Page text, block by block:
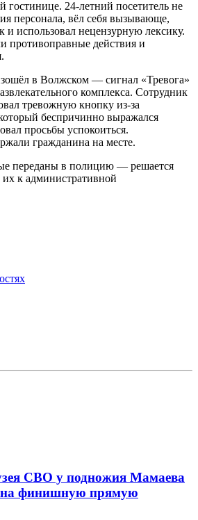
гостинице. 24‑летний посетитель не
персонала, вёл себя вызывающе,
и использовал нецензурную лексику.
противоправные действия и
в Волжском — сигнал «Тревога»
комплекса. Сотрудник
тревожную кнопку из‑за
беспричинно выражался
просьбы успокоиться.
гражданина на месте.
переданы в полицию — решается
к административной
СВО у подножия Мамаева
на финишную прямую